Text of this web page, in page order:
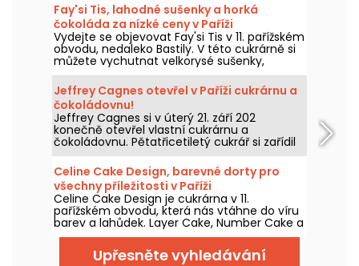
Fay'si Tis, lahodné sušenky a horká
čokoláda za nízké ceny v Paříži
Vydejte se objevovat Fay'si Tis v 11. pařížském
obvodu, nedaleko Bastily. V této cukrárně si
můžete vychutnat velkorysé sušenky,
originální horkou čokoládu a kreativní latté,
aniž byste se zruinovali. Fay'si Tis a jeho
krásný příběh nás potěší dostupnými
domácími výtvory. Řekneme vám o nich
vše.
Jeffrey Cagnes otevřel v Paříži cukrárnu a
čokoládovnu!
Jeffrey Cagnes si v úterý 21. září 202
konečně otevřel vlastní cukrárnu a
čokoládovnu. Pětatřicetiletý cukrář si zařídil
obchod v ulici des Moines, přímo v srdci
čtvrti Batignolles, a připravil pro nás několik
úžasných objevů, překvapivých výtvorů,
jistých favoritů a skvělých kolaborací.
Celine Cake Design, barevné dorty pro
všechny příležitosti v Paříži
Celine Cake Design je cukrárna v 11.
pařížském obvodu, která nás vtáhne do víru
barev a lahůdek. Layer Cake, Number Cake a
další ultra-personalizované kreace, vítejte
ve světě úžasného cake designu!
Upřesněte vyhledávání